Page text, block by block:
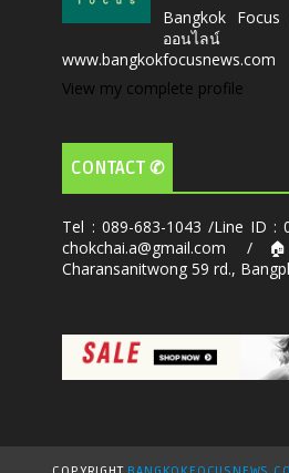
Bangkok
ออนไลน์
www.bangkokfocusnews.com
View my complete profile
CONTACT ✆
Tel : 089-683-1043 /Line ID :
chokchai.a@gmail.com
Charansanitwong 59 rd.,